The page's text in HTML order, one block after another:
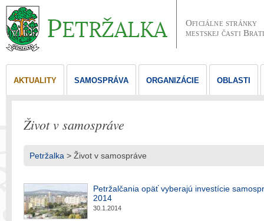
Oficiálne stránky
mestskej časti
AKTUALITY SAMOSPRÁVA ORGANIZÁCIE OBLASTI
Život v samospráve
Petržalka > Život v samospráve
Petržalčania opäť vyberajú investície
2014
30.1.2014